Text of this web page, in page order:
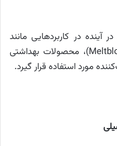
آینده در کاربردهایی مانند
اسپان‌باند (Spunbond)، ملت‌بلون (Meltblown)، محصولات بهداشتی
مورد استفاده قرار گیرد.